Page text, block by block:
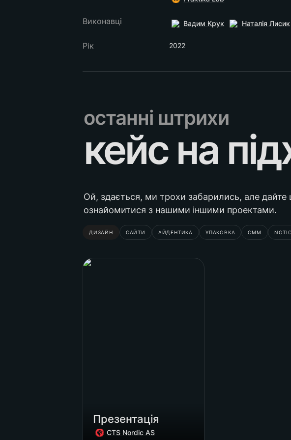
Виконавці Вадим Крук Наталія Лисик
Рік 2022
останні штрихи
кейс на
Ой, здається, ми трохи забарились, але
ознайомитися з нашими іншими проектами.
ДИЗАЙН САЙТИ АЙДЕНТИКА УПАКОВКА СММ
Презентація
Презентація
CTS Nordic AS